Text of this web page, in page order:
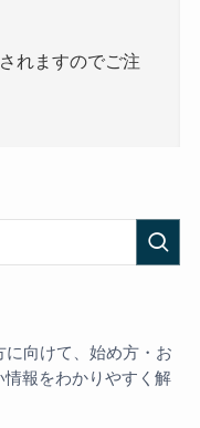
れますのでご注
に向けて、始め方・お
報をわかりやすく解